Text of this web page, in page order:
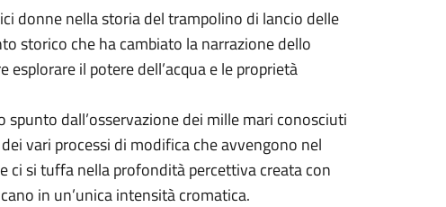
donne nella storia del trampolino di lancio delle
storico che ha cambiato la narrazione dello
il potere dell’acqua e le proprietà
dall’osservazione dei mille mari conosciuti
vari processi di modifica che avvengono nel
ci si tuffa nella profondità percettiva creata con
in un’unica intensità cromatica.